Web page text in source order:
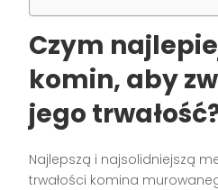
Czym
komin, aby
jego
Najlepszą i najsolidniejszą
trwałości komina